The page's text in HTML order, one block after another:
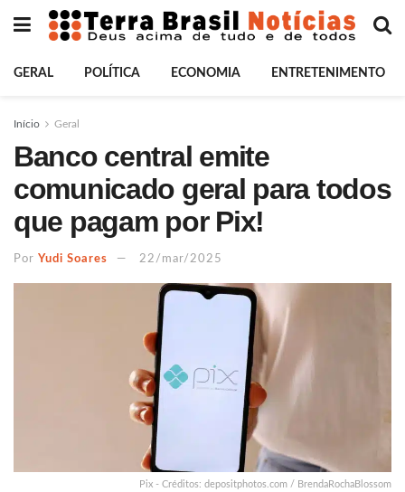
GERAL POLÍTICA ECONOMIA ENTRETENIMENTO
Início Geral
Banco central emite
comunicado geral para todos
que pagam por Pix!
Por Yudi Soares 22/mar/2025
Pix - Créditos: depositphotos.com / BrendaRochaBlossom